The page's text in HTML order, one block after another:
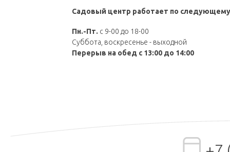
Садовый центр работает по
Пн.-Пт. c 9-00 до 18-00
Суббота, воскресенье - выходной
Перерыв на обед c 13:00 до 14:00